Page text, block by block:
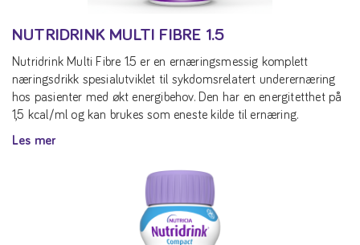
NUTRIDRINK MULTI FIBRE 1.5
Nutridrink Multi Fibre 1.5 er en ernæringsmessig komplett
næringsdrikk spesialutviklet til sykdomsrelatert underernæring
hos pasienter med økt energibehov. Den har en energitetthet på
1,5 kcal/ml og kan brukes som eneste kilde til ernæring.
Les mer